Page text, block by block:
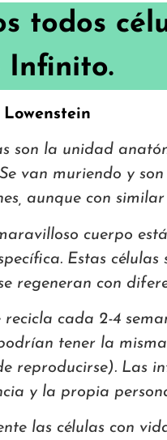
todos
Infinito.
Lowenstein
son la unidad
van muriendo y
aunque con
cuerpo
Estas
regeneran con
recicla cada 2-4
tener la
reproducirse). Las
y la propia
las células con